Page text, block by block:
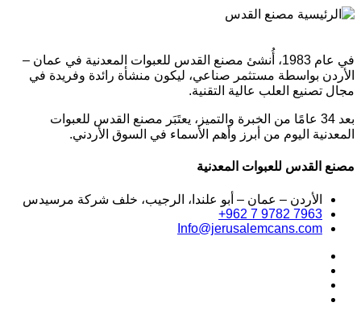
في عام 1983، أُنشئ مصنع القدس للعبوات المعدنية في عمان –
الأردن بواسطة مستثمر صناعي، ليكون منشأة رائدة وفريدة في
مجال تصنيع العلب عالية التقنية.
بعد 34 عامًا من الخبرة والتميز، يعتَبَر مصنع القدس للعبوات
المعدنية اليوم من أبرز وأهم الأسماء في السوق الأردني.
مصنع القدس للعبوات المعدنية
الأردن – عمان – أبو علندا، الرجيب، خلف شركة مرسيدس
+962 7 9782 7963
Info@jerusalemcans.com